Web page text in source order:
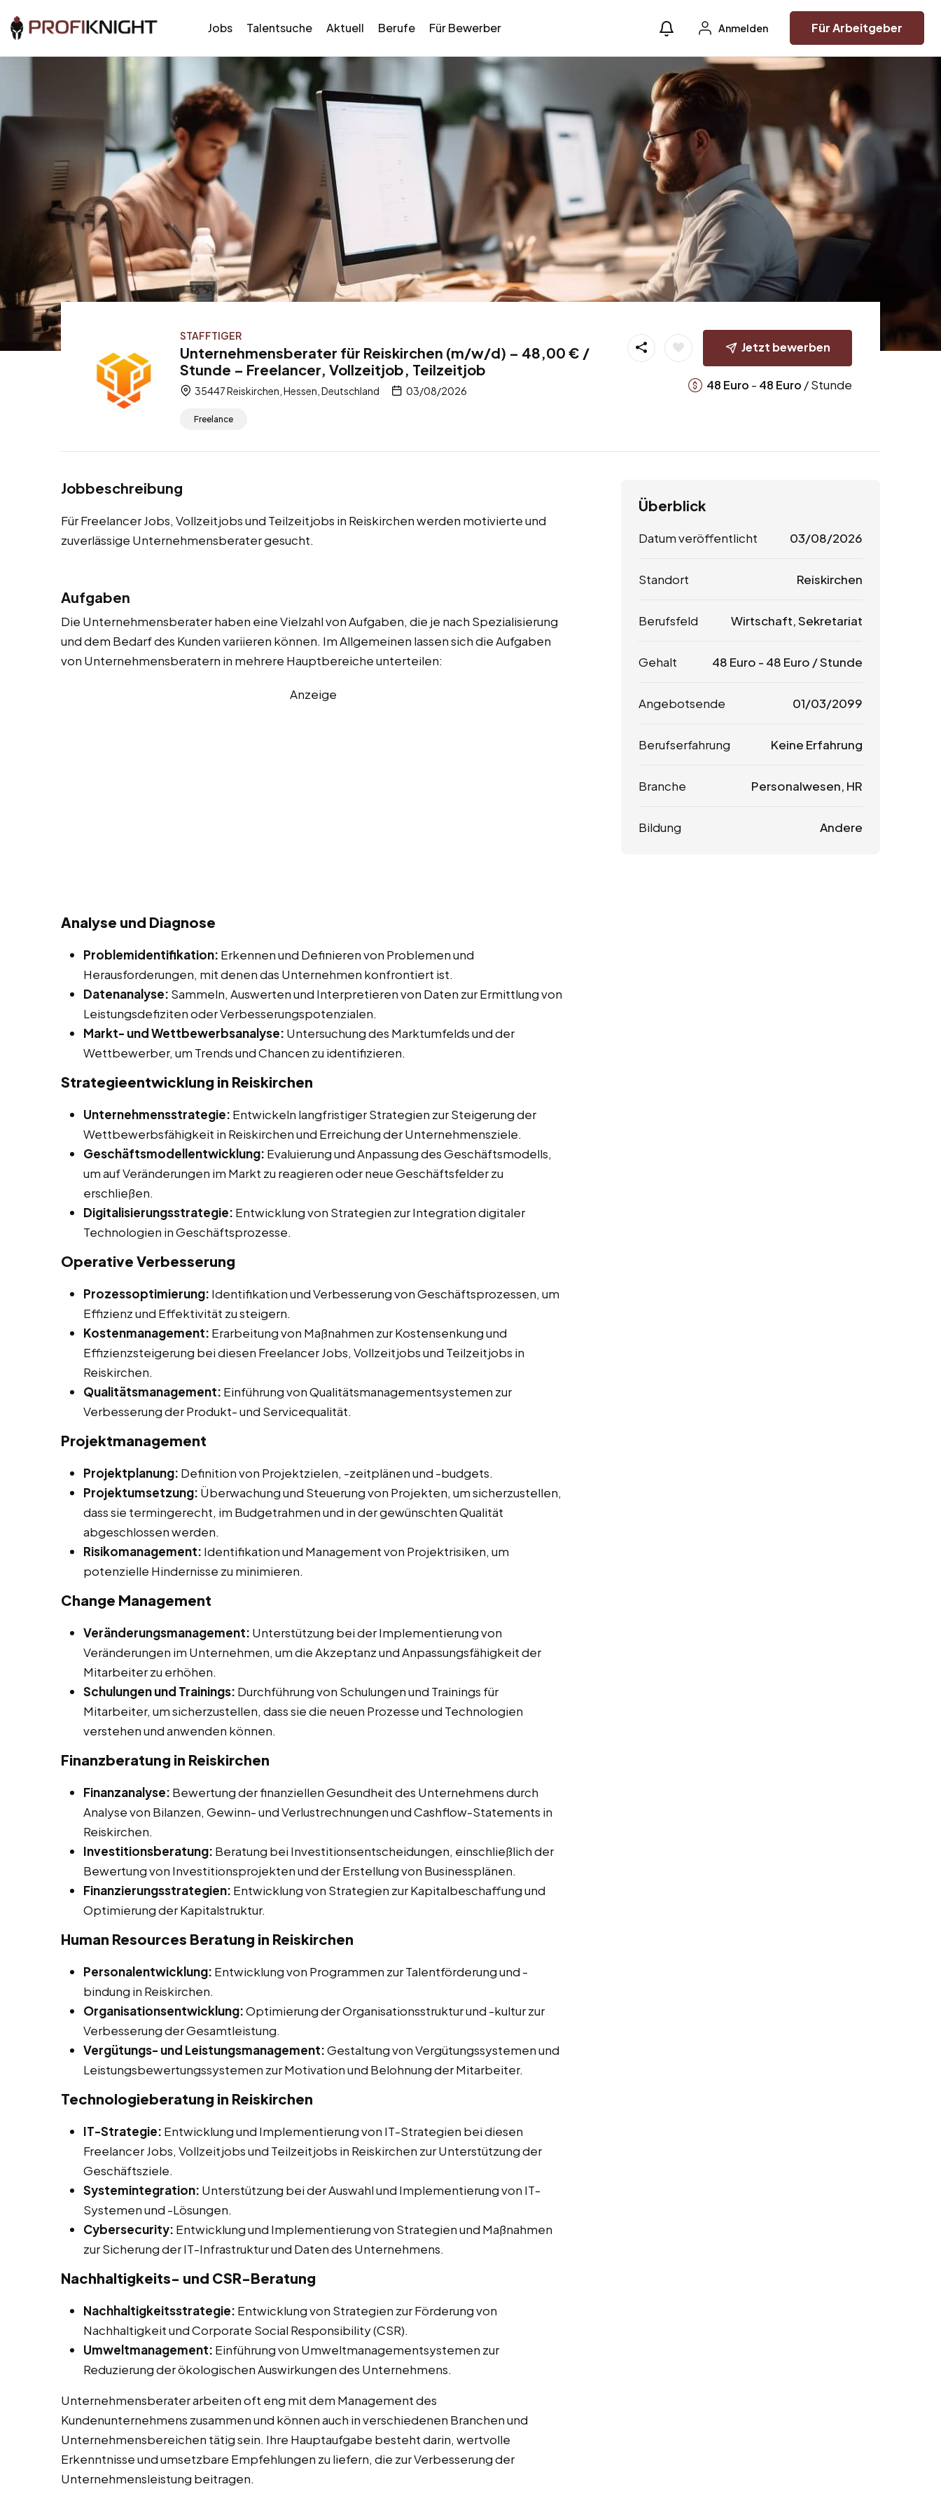
Jobs Talentsuche Aktuell Berufe Für Bewerber Anmelden Für Arbeitgeber
STAFFTIGER
Unternehmensberater für Reiskirchen (m/w/d) – 48,00 € /
Stunde – Freelancer, Vollzeitjob, Teilzeitjob
35447 Reiskirchen, Hessen, Deutschland 03/08/2026
Freelance
Jetzt bewerben
48 Euro - 48 Euro / Stunde
Jobbeschreibung
Für Freelancer Jobs, Vollzeitjobs und Teilzeitjobs in Reiskirchen werden motivierte und
zuverlässige Unternehmensberater gesucht.
Aufgaben
Die Unternehmensberater haben eine Vielzahl von Aufgaben, die je nach Spezialisierung
und dem Bedarf des Kunden variieren können. Im Allgemeinen lassen sich die Aufgaben
von Unternehmensberatern in mehrere Hauptbereiche unterteilen:
Anzeige
Analyse und Diagnose
Problemidentifikation: Erkennen und Definieren von Problemen und
Herausforderungen, mit denen das Unternehmen konfrontiert ist.
Datenanalyse: Sammeln, Auswerten und Interpretieren von Daten zur Ermittlung von
Leistungsdefiziten oder Verbesserungspotenzialen.
Markt- und Wettbewerbsanalyse: Untersuchung des Marktumfelds und der
Wettbewerber, um Trends und Chancen zu identifizieren.
Strategieentwicklung in Reiskirchen
Unternehmensstrategie: Entwickeln langfristiger Strategien zur Steigerung der
Wettbewerbsfähigkeit in Reiskirchen und Erreichung der Unternehmensziele.
Geschäftsmodellentwicklung: Evaluierung und Anpassung des Geschäftsmodells,
um auf Veränderungen im Markt zu reagieren oder neue Geschäftsfelder zu
erschließen.
Digitalisierungsstrategie: Entwicklung von Strategien zur Integration digitaler
Technologien in Geschäftsprozesse.
Operative Verbesserung
Prozessoptimierung: Identifikation und Verbesserung von Geschäftsprozessen, um
Effizienz und Effektivität zu steigern.
Kostenmanagement: Erarbeitung von Maßnahmen zur Kostensenkung und
Effizienzsteigerung bei diesen Freelancer Jobs, Vollzeitjobs und Teilzeitjobs in
Reiskirchen.
Qualitätsmanagement: Einführung von Qualitätsmanagementsystemen zur
Verbesserung der Produkt- und Servicequalität.
Projektmanagement
Projektplanung: Definition von Projektzielen, -zeitplänen und -budgets.
Projektumsetzung: Überwachung und Steuerung von Projekten, um sicherzustellen,
dass sie termingerecht, im Budgetrahmen und in der gewünschten Qualität
abgeschlossen werden.
Risikomanagement: Identifikation und Management von Projektrisiken, um
potenzielle Hindernisse zu minimieren.
Change Management
Veränderungsmanagement: Unterstützung bei der Implementierung von
Veränderungen im Unternehmen, um die Akzeptanz und Anpassungsfähigkeit der
Mitarbeiter zu erhöhen.
Schulungen und Trainings: Durchführung von Schulungen und Trainings für
Mitarbeiter, um sicherzustellen, dass sie die neuen Prozesse und Technologien
verstehen und anwenden können.
Finanzberatung in Reiskirchen
Finanzanalyse: Bewertung der finanziellen Gesundheit des Unternehmens durch
Analyse von Bilanzen, Gewinn- und Verlustrechnungen und Cashflow-Statements in
Reiskirchen.
Investitionsberatung: Beratung bei Investitionsentscheidungen, einschließlich der
Bewertung von Investitionsprojekten und der Erstellung von Businessplänen.
Finanzierungsstrategien: Entwicklung von Strategien zur Kapitalbeschaffung und
Optimierung der Kapitalstruktur.
Human Resources Beratung in Reiskirchen
Personalentwicklung: Entwicklung von Programmen zur Talentförderung und -
bindung in Reiskirchen.
Organisationsentwicklung:Optimierung der Organisationsstruktur und -kultur zur
Verbesserung der Gesamtleistung.
Vergütungs- und Leistungsmanagement:Gestaltung von Vergütungssystemen und
Leistungsbewertungssystemen zur Motivation und Belohnung der Mitarbeiter.
Technologieberatung in Reiskirchen
IT-Strategie: Entwicklung und Implementierung von IT-Strategien bei diesen
Freelancer Jobs, Vollzeitjobs und Teilzeitjobs in Reiskirchen zur Unterstützung der
Geschäftsziele.
Systemintegration: Unterstützung bei der Auswahl und Implementierung von IT-
Systemen und -Lösungen.
Cybersecurity: Entwicklung und Implementierung von Strategien und Maßnahmen
zur Sicherung der IT-Infrastruktur und Daten des Unternehmens.
Nachhaltigkeits- und CSR-Beratung
Nachhaltigkeitsstrategie: Entwicklung von Strategien zur Förderung von
Nachhaltigkeit und Corporate Social Responsibility (CSR).
Umweltmanagement: Einführung von Umweltmanagementsystemen zur
Reduzierung der ökologischen Auswirkungen des Unternehmens.
Unternehmensberater arbeiten oft eng mit dem Management des
Kundenunternehmens zusammen und können auch in verschiedenen Branchen und
Unternehmensbereichen tätig sein. Ihre Hauptaufgabe besteht darin, wertvolle
Erkenntnisse und umsetzbare Empfehlungen zu liefern, die zur Verbesserung der
Unternehmensleistung beitragen.
Überblick
Datum veröffentlicht 03/08/2026
Standort Reiskirchen
Berufsfeld Wirtschaft, Sekretariat
Gehalt 48 Euro - 48 Euro / Stunde
Angebotsende 01/03/2099
Berufserfahrung Keine Erfahrung
Branche Personalwesen, HR
Bildung Andere